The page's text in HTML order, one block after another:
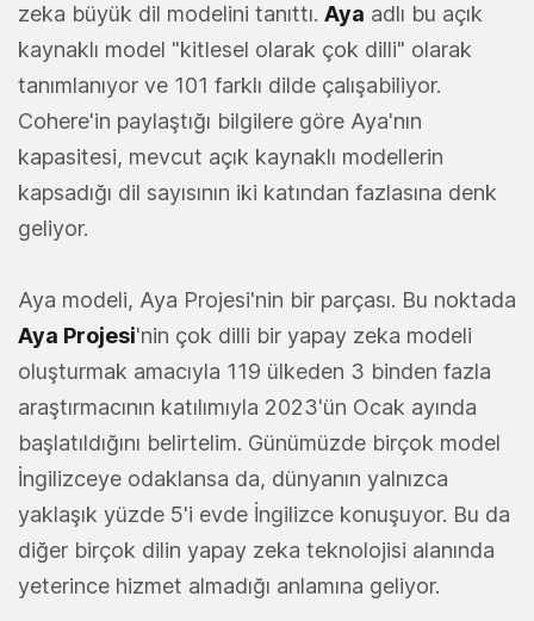
zeka büyük dil modelini tanıttı. Aya adlı bu açık
kaynaklı model "kitlesel olarak çok dilli" olarak
tanımlanıyor ve 101 farklı dilde çalışabiliyor.
Cohere'in paylaştığı bilgilere göre Aya'nın
kapasitesi, mevcut açık kaynaklı modellerin
kapsadığı dil sayısının iki katından fazlasına denk
geliyor.
Aya modeli, Aya Projesi'nin bir parçası. Bu noktada
Aya Projesi'nin çok dilli bir yapay zeka modeli
oluşturmak amacıyla 119 ülkeden 3 binden fazla
araştırmacının katılımıyla 2023'ün Ocak ayında
başlatıldığını belirtelim. Günümüzde birçok model
İngilizceye odaklansa da, dünyanın yalnızca
yaklaşık yüzde 5'i evde İngilizce konuşuyor. Bu da
diğer birçok dilin yapay zeka teknolojisi alanında
yeterince hizmet almadığı anlamına geliyor.